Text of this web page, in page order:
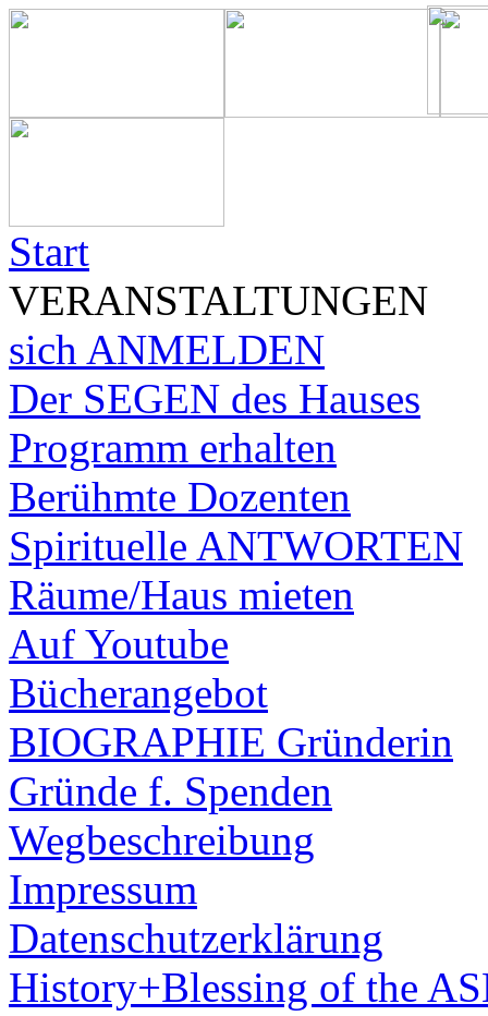
Start
VERANSTALTUNGEN
sich ANMELDEN
Der SEGEN des Hauses
Programm erhalten
Berühmte Dozenten
Spirituelle ANTWORTEN
Räume/Haus mieten
Auf Youtube
Bücherangebot
BIOGRAPHIE Gründerin
Gründe f. Spenden
Wegbeschreibung
Impressum
Datenschutzerklärung
History+Blessing of the